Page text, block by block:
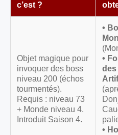
c’est ?
Objet magique pour
invoquer des boss
niveau 200 (échos
tourmentés).
Requis : niveau 73
+ Monde niveau 4.
Introduit Saison 4.
•
•
des
•